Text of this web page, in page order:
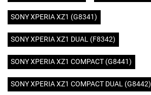
SONY XPERIA XZ1 (G8341)
SONY XPERIA XZ1 DUAL (F8342)
SONY XPERIA XZ1 COMPACT (G8441)
SONY XPERIA XZ1 COMPACT DUAL (G8442)